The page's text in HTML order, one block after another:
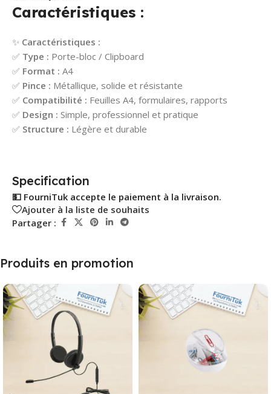
Caractéristiques :
✨ Caractéristiques :
✅ Type : Porte-bloc / Clipboard
✅ Format : A4
✅ Pince : Métallique, solide et résistante
✅ Compatibilité : Feuilles A4, formulaires, rapports
✅ Design : Simple, professionnel et pratique
✅ Structure : Légère et durable
Specification
💵 FourniTuk accepte le paiement à la livraison.
Ajouter à la liste de souhaits
Partager :
Produits en promotion